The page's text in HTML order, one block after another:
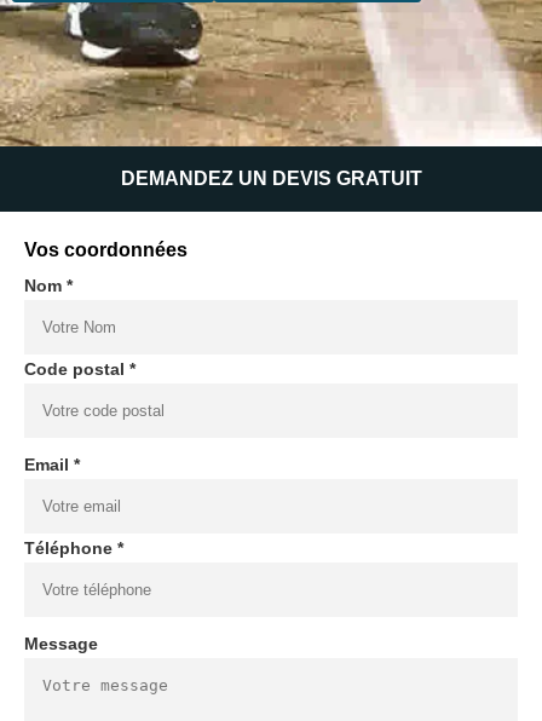
DEMANDEZ UN DEVIS GRATUIT
Vos coordonnées
Nom *
Code postal *
Email *
Téléphone *
Message